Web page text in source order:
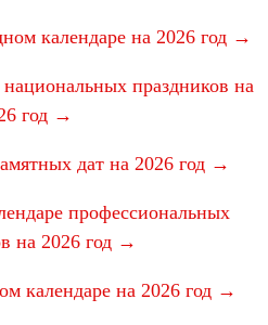
календаре на 2026 год →
праздников на
год →
дат на 2026 год →
профессиональных
на 2026 год →
календаре на 2026 год →